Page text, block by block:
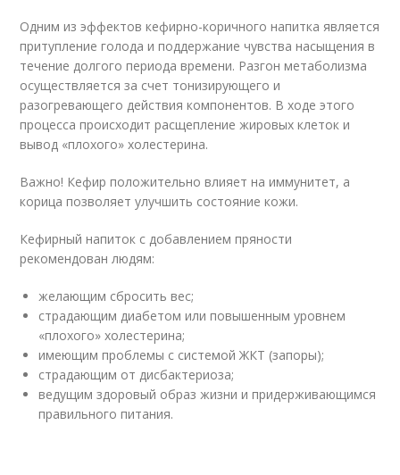
Одним из эффектов кефирно-коричного напитка является
притупление голода и поддержание чувства насыщения в
течение долгого периода времени. Разгон метаболизма
осуществляется за счет тонизирующего и
разогревающего действия компонентов. В ходе этого
процесса происходит расщепление жировых клеток и
вывод «плохого» холестерина.
Важно! Кефир положительно влияет на иммунитет, а
корица позволяет улучшить состояние кожи.
Кефирный напиток с добавлением пряности
рекомендован людям:
желающим сбросить вес;
страдающим диабетом или повышенным уровнем
«плохого» холестерина;
имеющим проблемы с системой ЖКТ (запоры);
страдающим от дисбактериоза;
ведущим здоровый образ жизни и придерживающимся
правильного питания.